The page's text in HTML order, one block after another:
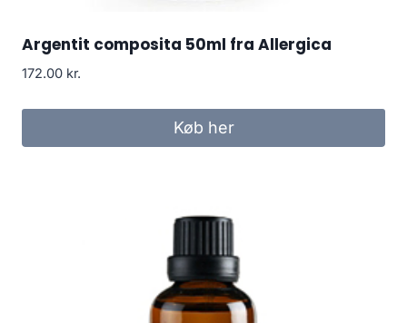
Argentit composita 50ml fra Allergica
172.00 kr.
Køb her